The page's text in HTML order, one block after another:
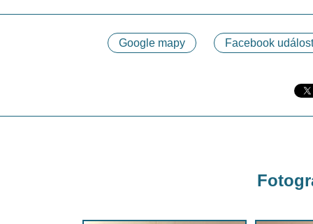
Google mapy Facebook